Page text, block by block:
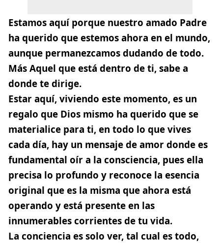
Estamos aquí porque nuestro amado Padre
ha querido que estemos ahora en el mundo,
aunque permanezcamos dudando de todo.
Más Aquel que está dentro de ti, sabe a
donde te dirige.
Estar aquí, viviendo este momento, es un
regalo que Dios mismo ha querido que se
materialice para ti, en todo lo que vives
cada día, hay un mensaje de amor donde es
fundamental oír a la consciencia, pues ella
precisa lo profundo y reconoce la esencia
original que es la misma que ahora está
operando y está presente en las
innumerables corrientes de tu vida.
La conciencia es solo ver, tal cual es todo,